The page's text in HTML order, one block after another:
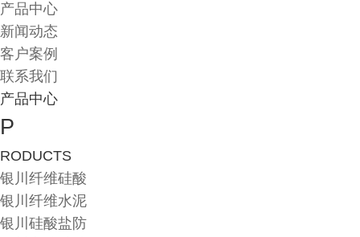
产品中心
新闻动态
客户案例
联系我们
产品中心
P
RODUCTS
银川纤维硅酸
银川纤维水泥
银川硅酸盐防